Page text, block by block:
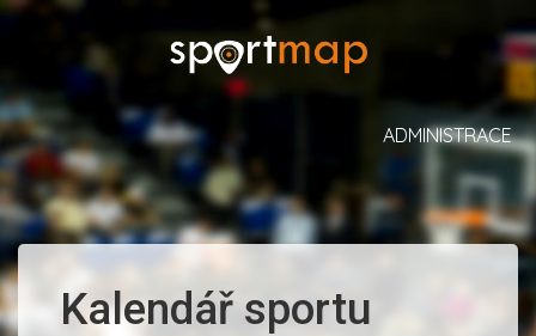
ADMINISTRACE
Kalendář sportu